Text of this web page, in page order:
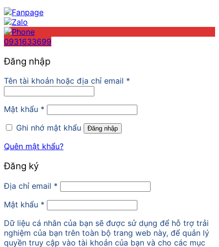
0931633699
Đăng nhập
Tên tài khoản hoặc địa chỉ email *
Mật khẩu *
Ghi nhớ mật khẩu
Đăng nhập
Quên mật khẩu?
Đăng ký
Địa chỉ email *
Mật khẩu *
Dữ liệu cá nhân của bạn sẽ được sử dụng để hỗ trợ trải
nghiệm của bạn trên toàn bộ trang web này, để quản lý
quyền truy cập vào tài khoản của bạn và cho các mục